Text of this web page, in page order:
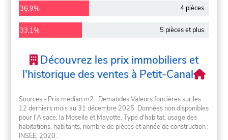
36,9% 4 pièces
33,1% 5 pièces et plus
Découvrez les prix immobiliers et
l'historique des ventes à Petit-Canal
Sources - Prix médian m2 : Demandes Valeurs foncières sur les
12 derniers mois au 31 décembre 2025. Données non disponibles
pour l'Alsace, la Moselle et Mayotte. Type d'habitat, usage des
habitations, habitants, nombre de pièces et année de construction :
INSEE, 2020.